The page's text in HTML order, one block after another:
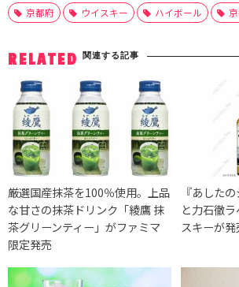
京都府 ウイスキー ハイボール
RELATED 関連する記事
厳選国産抹茶を100％使用。上品
な甘さの抹茶ドリンク「綾鷹 抹
茶グリーンティー」がファミマ
限定発売
『あした
と力石徹
スキーが発